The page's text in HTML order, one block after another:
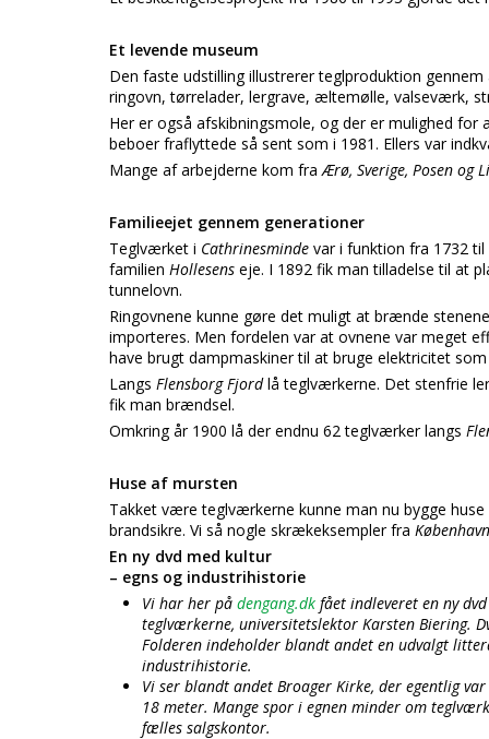
Et levende museum
Den faste udstilling illustrerer teglproduktion
ringovn, tørrelader, lergrave, æltemølle, valseværk,
Her er også afskibningsmole, og der er mulighed
beboer fraflyttede så sent som i 1981. Ellers var
Mange af arbejderne kom fraÆrø, Sverige, Posen og
Familieejet gennem generationer
Teglværket i Cathrinesminde var i funktion fra 1732
familien Hollesens eje. I 1892 fik man tilladelse til at
tunnelovn.
Ringovnene kunne gøre det muligt at brænde
importeres. Men fordelen var at ovnene var meget
have brugt dampmaskiner til at bruge elektricitet
Langs Flensborg Fjordlå teglværkerne. Det stenfrie
fik man brændsel.
Omkring år 1900 lå der endnu 62 teglværker langs
Huse af mursten
Takket være teglværkerne kunne man nu bygge
brandsikre. Vi så nogle skrækeksempler fra
En ny dvd med kultur
– egns og industrihistorie
Vi har her på dengang.dk fået indleveret en ny
teglværkerne, universitetslektor Karsten Biering.
Folderen indeholder blandt andet en udvalgt
industrihistorie.
Vi ser blandt andet Broager Kirke, der egentlig
18 meter. Mange spor i egnen minder om
fælles salgskontor.